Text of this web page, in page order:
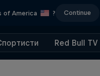
of America ? Continue
Red Bull TV